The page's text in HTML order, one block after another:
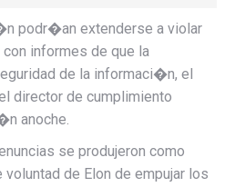
podr�an extenderse a violar
informes de que la
de la informaci�n, el
director de cumplimiento
anoche.
se produjeron como
de Elon de empujar los